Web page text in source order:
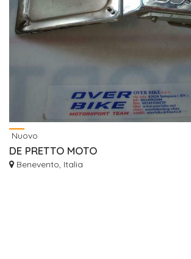
Nuovo
DE PRETTO MOTO
Benevento, Italia